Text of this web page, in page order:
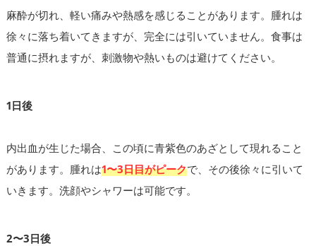
麻酔が切れ、軽い痛みや熱感を感じることがあります。腫れは
徐々に落ち着いてきますが、完全には引いていません。食事は
普通に摂れますが、刺激物や熱いものは避けてください。
1日後
内出血が生じた場合、この頃に青紫色のあざとして現れること
があります。腫れは1〜3日目がピークで、その後徐々に引いて
いきます。洗顔やシャワーは可能です。
2〜3日後